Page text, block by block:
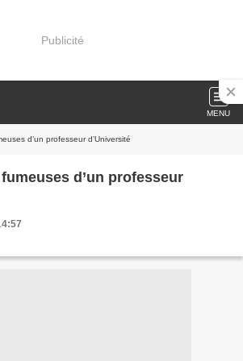
Publicité
MENU
d’un professeur d’Université
d’un professeur